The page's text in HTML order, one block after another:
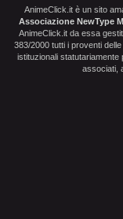
AnimeClick.it è un sito
Associazione NewType
AnimeClick.it da essa
383/2000 tutti i proventi
istituzionali
associati,